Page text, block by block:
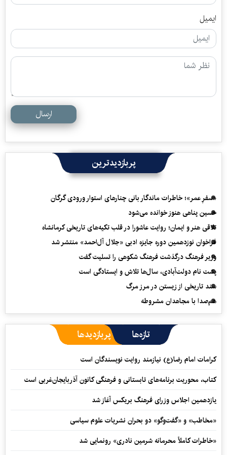
ایمیل
ارسال
پربازدیدترین
«سفرِ عمر»؛ خاطرات ماندگار بانی چنارهای استوار ورودی گرگان
حسین پناهی هنوز خوانده می‌شود
تلاقی هنر و ایمان؛ روایت عاشورا در قلب تکیه‌های تاریخی کرمانشاه
فراخوان نوزدهمین دوره جایزه ادبی «جلال آل‌احمد» منتشر شد
وزیر فرهنگ درگذشت فرهنگ شکوهی را تسلیت گفت
پشت نام دولت‌آبادی، سال‌ها تلاش و ایستادگی است
سند تاریخی از زیستن در مرز مرگ
هم‌صدا با مجاهدان مشروطه
تازه‌ها پربازدیدها
کرامات امام رضا(ع) نیازمند روایت نویسندگان است
کتاب، محوریت برنامه‌های تابستانی و فرهنگی کانون آذربایجان‌غربی است
یازدهمین اجلاس وزرای فرهنگ بریکس آغاز شد
«مخاطب» و «گفت‌وگو» دو بحران نشریات علوم سیاسی
«خاطرات کاملاً محرمانه شرمین نادری» رونمایی شد